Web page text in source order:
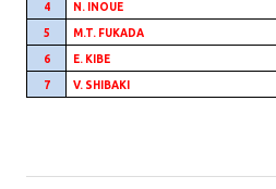
4 N. INOUE
5 M.T. FUKADA
6 E. KIBE
7 V. SHIBAKI